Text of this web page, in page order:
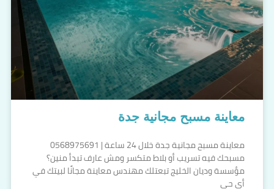
معاينة مسبح مجانية جدة
معاينة مسبح مجانية جدة خلال 24 ساعة | 0568975691
مسبحك فيه تسريب أو بلاط متكسر ومش عارف تبدأ منين؟
مؤسسة وديان الخليج تبعتلك مهندس معاينة مجانًا لبيتك في
أي حي